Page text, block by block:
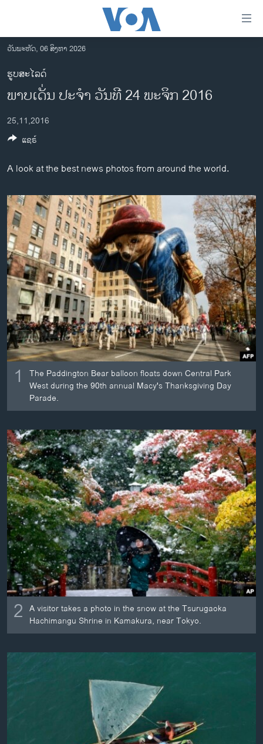
ເຂົ້າ
ຫາ
ຂ້າມ
ຂ້າມ
ໄປ
ຫາ
ຄົ້ນ
ລາວ
ອາເມຣິກາ
ການເລືອກຕັ້ງ ປະທານາທີບໍດີ ສະຫະລັດ 2024
ຂ່າວ​ຈີນ
ໂລກ
ອິດສະຫຼະພາບດ້ານການຂ່າວ
ຊີວິດຊາວລາວ
ຊຸມຊົນຊາວລາວ
ວິທະຍາສາດ-ເທັກໂນໂລຈີ
ທຸລະກິດ
ພາສາອັງກິດ
ວີດີໂອ
ສຽງ
ລາຍການກະຈາຍສຽງ
ລາຍງານ
ຕິດຕາມພວກເຮົາ ທີ່
ພາສາຕ່າງໆ
ວັນພະຫັດ, 06 ສິງຫາ 2026
ຮູບສະໄລດ໌
ພາບເດັ່ນ ປະຈຳ ວັນທີ 24 ພະຈິກ 2016
25,11,2016
A look at the best news photos from around the world.
1
The Paddington Bear balloon floats down Central Park
West during the 90th annual Macy's Thanksgiving Day
Parade.
2 A visitor takes a photo in the snow at the Tsurugaoka
Hachimangu Shrine in Kamakura, near Tokyo.
ແຊຣ໌